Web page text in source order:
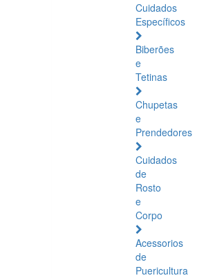
Cuidados
Específicos
Biberões
e
Tetinas
Chupetas
e
Prendedores
Cuidados
de
Rosto
e
Corpo
Acessorios
de
Puericultura